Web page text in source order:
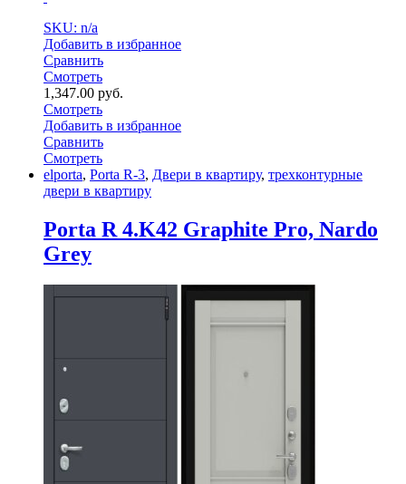
SKU: n/a
Добавить в избранное
Сравнить
Смотреть
1,347.00 руб.
Смотреть
Добавить в избранное
Сравнить
Смотреть
elporta, Porta R-3, Двери в квартиру, трехконтурные
двери в квартиру
Porta R 4.K42 Graphite Pro, Nardo
Grey